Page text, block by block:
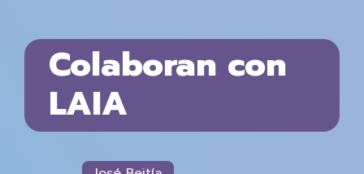
Colaboran con
LAIA